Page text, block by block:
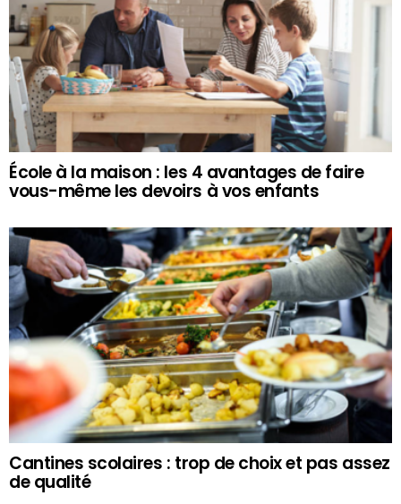
École à la maison : les 4 avantages de faire
vous-même les devoirs à vos enfants
Cantines scolaires : trop de choix et pas assez
de qualité